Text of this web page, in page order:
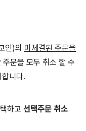
인)의 미체결된 주문을
주문을 모두 취소 할 수
니다.
하고 선택주문 취소